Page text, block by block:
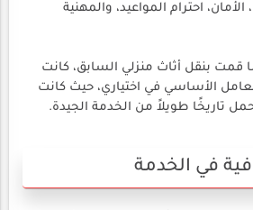
احترام المواعيد، والمهنية
قمت بنقل أثاث منزلي السابق، كانت
الأساسي في اختياري، حيث كانت
تاريخًا طويلاً من الخدمة الجيدة.
في الخدمة